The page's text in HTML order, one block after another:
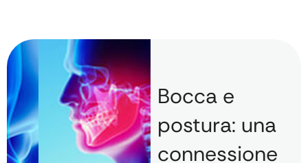
Bocca e
postura: una
connessione